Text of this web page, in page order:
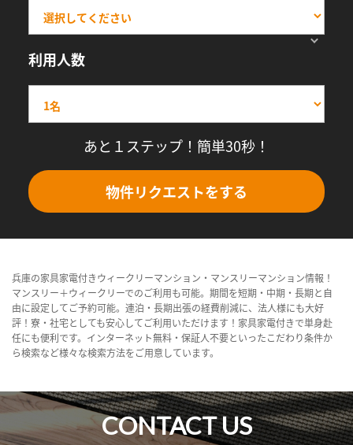
利用人数
あと１ステップ！簡単30秒！
物件リクエストをする
兵庫の家具家電付きウィークリーマンション・マンスリーマンション情報！
マンスリー＋ウィークリーでのご利用も可能。期間を短期・中期・長期と自
由に設定してご予約可能。連泊・長期出張の経費削減に、法人様にも大好
評！寮・社宅としても安心してご利用いただけます！家具家電付きで単身赴
任にも便利です。インターネット無料・保証人不要といったこだわり条件か
ら検索など様々な検索方法をご用意しています。
CONTACT US